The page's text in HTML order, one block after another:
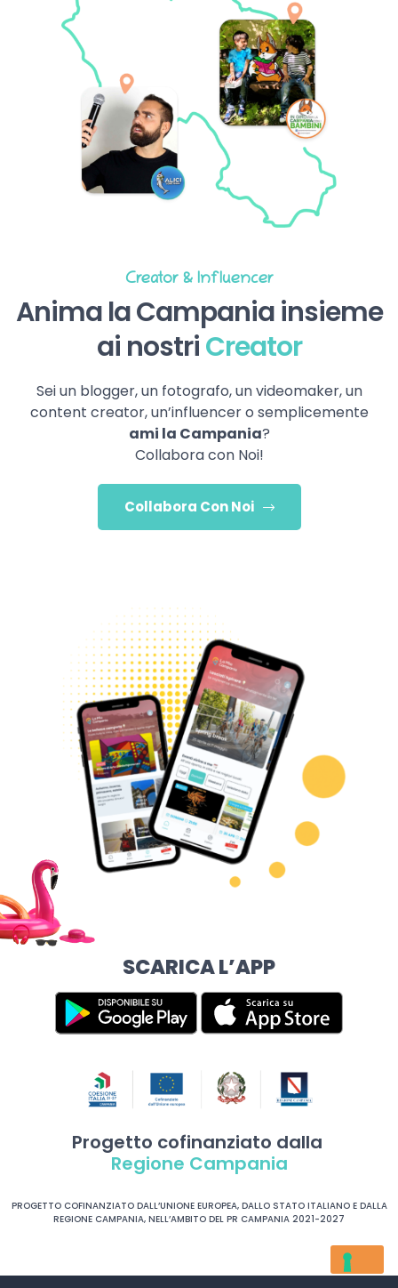
Creator & Influencer
Anima la Campania insieme
ai nostriCreator
Sei un blogger, un fotografo, un videomaker, un
content creator, un’influencer o semplicemente
ami la Campania?
Collabora con Noi!
Collabora Con Noi
SCARICA L’APP
Progetto cofinanziato dalla
Regione Campania
PROGETTO COFINANZIATO DALL’UNIONE EUROPEA, DALLO STATO ITALIANO E DALLA
REGIONE CAMPANIA, NELL’AMBITO DEL PR CAMPANIA 2021-2027